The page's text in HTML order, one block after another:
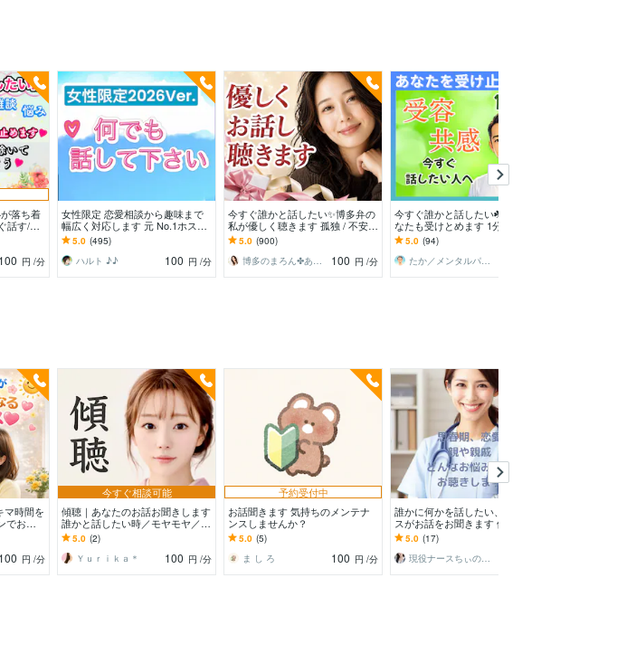
落ち着
話す/雑
み/繊
100 円 /分
女性限定 恋愛相談から趣味まで
幅広く対応します 元 No.1ホスト
と♪ コスパ良く♪ 楽しい時間を♪
5.0 (495)
ハルト ♪♪
100 円 /分
今すぐ誰かと話したい✨博多弁の
私が優しく聴きます 孤独 / 不安 /
心配ごと/うまく話せなくても大
丈夫です
5.0 (900)
博多のまろん✤あなたの心がほどける時間✨
100 円 /分
今すぐ誰かと話したい☘️どんなあ
なたも受けとめます 1分でもOK
◎話すだけで心が軽くなる☘あな
ただけの心の休憩所
5.0 (94)
たか／メンタルパートナー
時間を
でお試
ご利用
100 円 /分
今すぐ相談可能
傾聴｜あなたのお話お聞きします
誰かと話したい時／モヤモヤ／寂
しい／雑談／愚痴／趣味
5.0 (2)
Ｙｕｒｉｋａ＊
100 円 /分
予約受付中
お話聞きます 気持ちのメンテナ
ンスしませんか？
5.0 (5)
ま し ろ
100 円 /分
誰かに何かを話したい、現役ナー
スがお話をお聞きます 優しい声
だねと言われます。途中で切って
いただいても大丈夫。
5.0 (17)
現役ナースちぃの相談室